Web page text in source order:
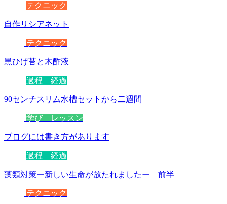
テクニック
自作リシアネット
テクニック
黒ひげ苔と木酢液
過程 経過
90センチスリム水槽セットから二週間
学び レッスン
ブログには書き方があります
過程 経過
藻類対策ー新しい生命が放たれましたー 前半
テクニック